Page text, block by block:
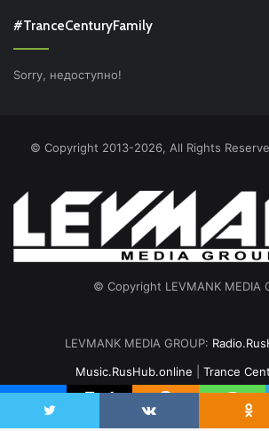
#TranceCenturyFamily
Sorry, недоступно!
© Copyright 2013-2026, All Rights
© Copyright LEVMANK MEDIA
LEVMANK MEDIA GROUP:
Music.RusHub.online
Trance